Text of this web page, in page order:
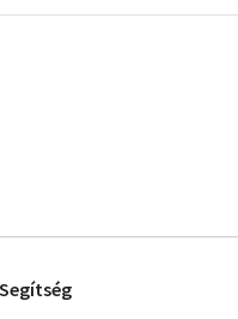
Segítség